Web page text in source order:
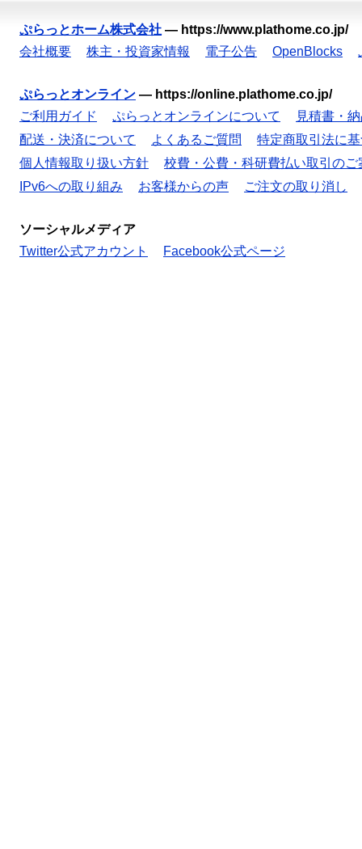
ぷらっとホーム株式会社 — https://www.plathome.co.jp/
会社概要
株主・投資家情報 電子公告 OpenBlocks
ぷらっとオンライン — https://online.plathome.co.jp/
ご利用ガイド
ぷらっとオンラインについて
見積書・
配送・決済について
よくあるご質問
特定商取引法に
個人情報取り扱い方針
校費・公費・科研費払い取引のご
IPv6への取り組み
お客様からの声 ご注文の取り消し
ソーシャルメディア
Twitter公式アカウント
Facebook公式ページ